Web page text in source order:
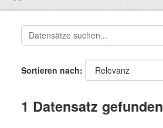
Sortieren nach
1 Datensatz gefunden